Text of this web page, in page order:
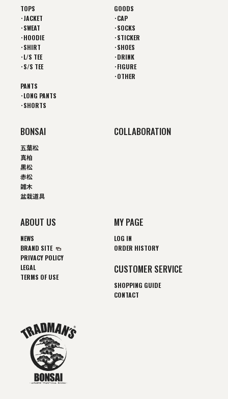
TOPS
･JACKET
･SWEAT
･HOODIE
･SHIRT
･L/S TEE
･S/S TEE
PANTS
･LONG PANTS
･SHORTS
GOODS
･CAP
･SOCKS
･STICKER
･SHOES
･DRINK
･FIGURE
･OTHER
BONSAI
五葉松
真柏
黒松
赤松
雑木
盆栽道具
COLLABORATION
ABOUT US
NEWS
BRAND SITE
PRIVACY POLICY
LEGAL
TERMS OF USE
MY PAGE
LOG IN
ORDER HISTORY
CUSTOMER SERVICE
SHOPPING GUIDE
CONTACT